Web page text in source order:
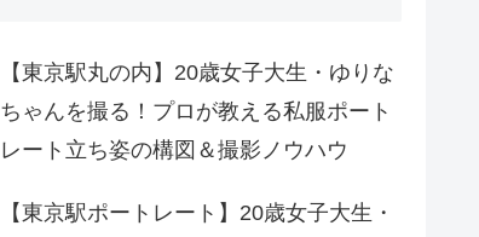
【東京駅丸の内】20歳女子大生・ゆりな
ちゃんを撮る！プロが教える私服ポート
レート立ち姿の構図＆撮影ノウハウ
【東京駅ポートレート】20歳女子大生・